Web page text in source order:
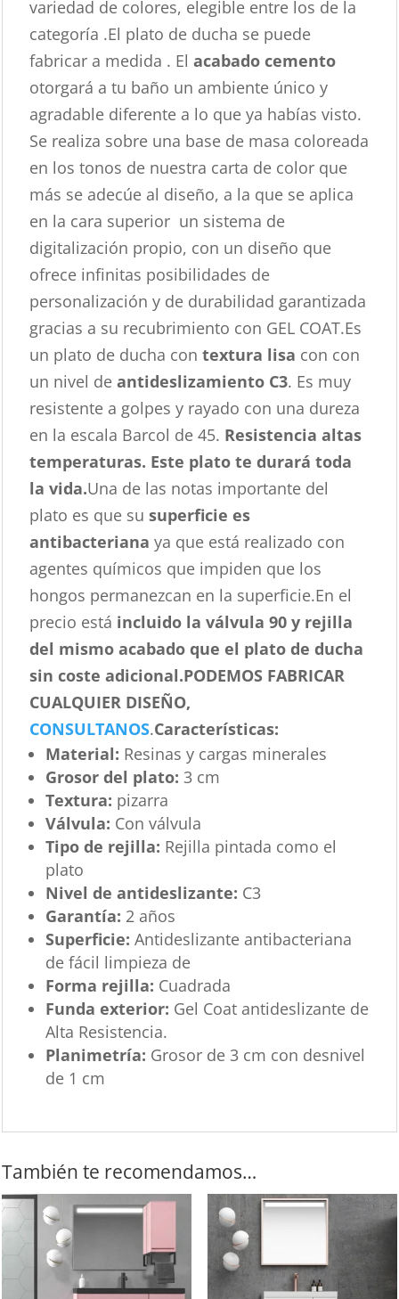
variedad de colores, elegible entre los de la
categoría .El plato de ducha se puede
fabricar a medida . Elacabado cemento
otorgará a tu baño un ambiente único y
agradable diferente a lo que ya habías visto.
Se realiza sobre una base de masa coloreada
en los tonos de nuestra carta de color que
más se adecúe al diseño, a la que se aplica
en la cara superior un sistema de
digitalización propio, con un diseño que
ofrece infinitas posibilidades de
personalización y de durabilidad garantizada
gracias a su recubrimiento con GEL COAT.Es
un plato de ducha con textura lisa con con
un nivel deantideslizamiento C3. Es muy
resistente a golpes y rayado con una dureza
en la escala Barcol de 45. Resistencia altas
temperaturas. Este plato te durará toda
la vida.Una de las notas importante del
plato es que susuperficie es
antibacterianaya que está realizado con
agentes químicos que impiden que los
hongos permanezcan en la superficie.En el
precio está incluido la válvula 90 y rejilla
del mismo acabado que el plato de ducha
sin coste adicional.PODEMOS FABRICAR
CUALQUIER DISEÑO,
CONSULTANOS.Características:
Material: Resinas y cargas minerales
Grosor del plato: 3 cm
Textura: pizarra
Válvula: Con válvula
Tipo de rejilla: Rejilla pintada como el
plato
Nivel de antideslizante: C3
Garantía: 2 años
Superficie: Antideslizante antibacteriana
de fácil limpieza de
Forma rejilla: Cuadrada
Funda exterior: Gel Coat antideslizante de
Alta Resistencia.
Planimetría: Grosor de 3 cm con desnivel
de 1 cm
También te recomendamos…